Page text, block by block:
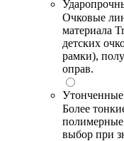
Очковые
материала
детских
рамки),
оправ.
Утонченные
Более
выбор при